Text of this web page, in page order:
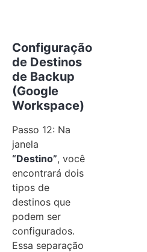
Configuração
de Destinos
de Backup
(Google
Workspace)
Passo 12: Na
janela
“Destino”, você
encontrará dois
tipos de
destinos que
podem ser
configurados.
Essa separação